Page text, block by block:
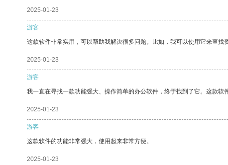
2025-01-23
游客
这款软件非常实用，可以帮助我解决很多问题。比如，我可以使用它来查找
2025-01-23
游客
我一直在寻找一款功能强大、操作简单的办公软件，终于找到了它。这款
2025-01-23
游客
这款软件的功能非常强大，使用起来非常方便。
2025-01-23